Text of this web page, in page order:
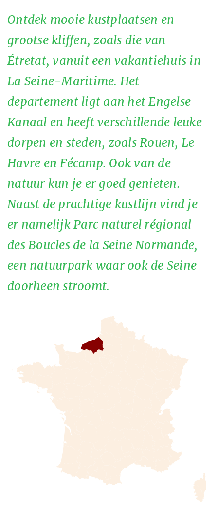
Ontdek mooie kustplaatsen en
grootse kliffen, zoals die van
Étretat, vanuit een vakantiehuis in
La Seine-Maritime. Het
departement ligt aan het Engelse
Kanaal en heeft verschillende leuke
dorpen en steden, zoals Rouen, Le
Havre en Fécamp. Ook van de
natuur kun je er goed genieten.
Naast de prachtige kustlijn vind je
er namelijk Parc naturel régional
des Boucles de la Seine Normande,
een natuurpark waar ook de Seine
doorheen stroomt.